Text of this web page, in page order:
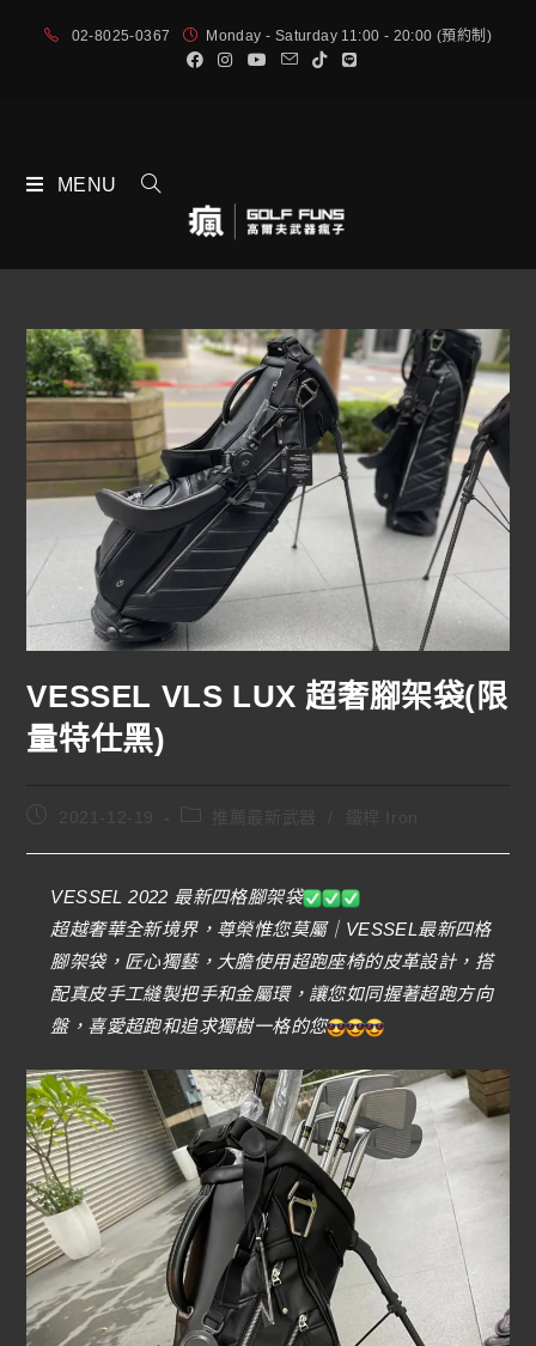
02-8025-0367 Monday - Saturday 11:00 - 20:00 (預約制)
MENU
VESSEL VLS LUX 超奢腳架袋(限
量特仕黑)
2021-12-19 鐵桿 Iron
VESSEL 2022 最新四格腳架袋
超越奢華全新境界，尊榮惟您莫屬｜VESSEL最新四格
腳架袋，匠心獨藝，大膽使用超跑座椅的皮革設計，搭
配真皮手工縫製把手和金屬環，讓您如同握著超跑方向
盤，喜愛超跑和追求獨樹一格的您